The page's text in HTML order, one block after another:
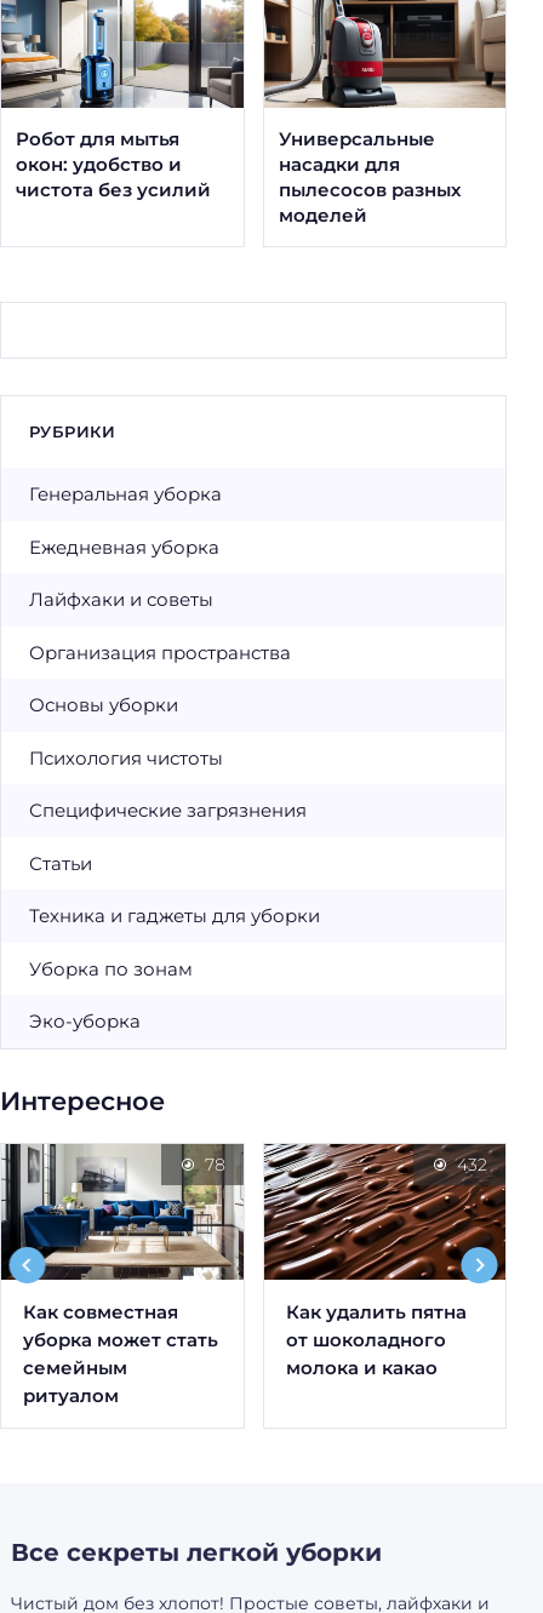
Робот для мытья
окон: удобство и
чистота без усилий
Универсальные
насадки для
пылесосов разных
моделей
РУБРИКИ
Генеральная уборка
Ежедневная уборка
Лайфхаки и советы
Организация пространства
Основы уборки
Психология чистоты
Специфические загрязнения
Статьи
Техника и гаджеты для уборки
Уборка по зонам
Эко-уборка
Интересное
Как совместная
уборка может стать
семейным
ритуалом
78
Как удалить пятна
от шоколадного
молока и какао
432
Все секреты легкой уборки
Чистый дом без хлопот! Простые советы, лайфхаки и